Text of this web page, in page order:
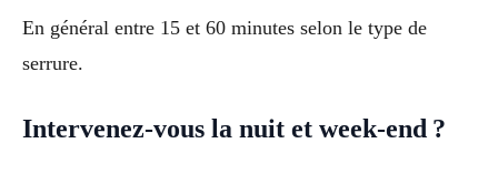
En général entre 15 et 60 minutes selon le type de
serrure.
Intervenez-vous la nuit et week-end ?